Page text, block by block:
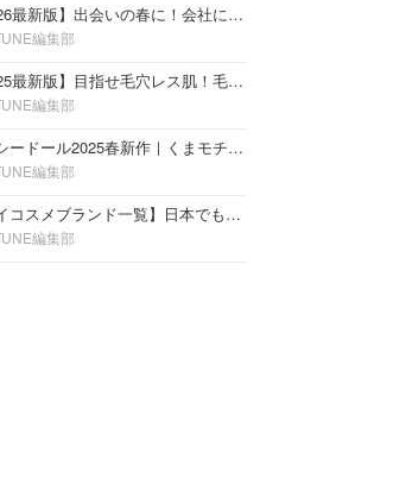
【2026最新版】出会いの春に！会社にもおすすめの好印象な香水14選♡ビジネスの場での香水マナーも
編集部
【2025最新版】目指せ毛穴レス肌！毛穴を埋めて隠す「おすすめ部分用下地＆プライマー」ランキング♡
編集部
キャシードール2025春新作｜くまモチーフのミニリップ「シャイニーベア リップモイスト」をレビュー♡
編集部
【タイコスメブランド一覧】日本でも人気沸騰中の“タイコスメ”ブランド20選！
編集部